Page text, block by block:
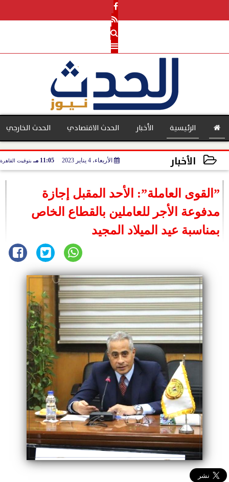
الرئيسية الأخبار الحدث الاقتصادي
بنوك
الحدث الخارجي
الأخبار الأربعاء، 4 يناير 2023 11:05 مـ بتوقيت القاهرة
”القوى العاملة”: الأحد المقبل إجازة
مدفوعة الأجر للعاملين بالقطاع الخاص
بمناسبة عيد الميلاد المجيد